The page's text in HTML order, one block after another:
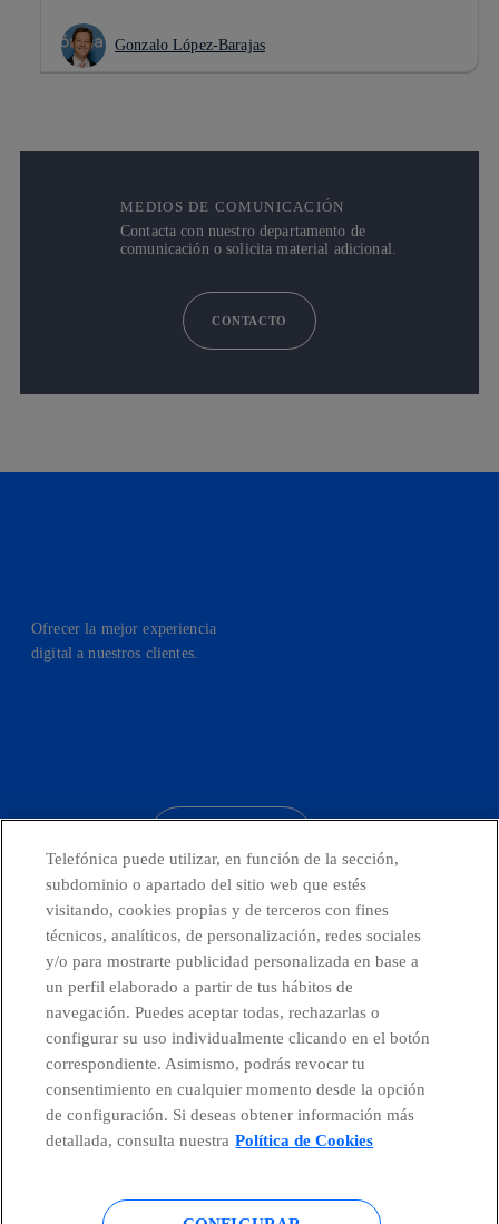
Gonzalo López-Barajas
MEDIOS DE COMUNICACIÓN
Contacta con nuestro departamento de
comunicación o solicita material adicional.
CONTACTO
Ofrecer la mejor experiencia
digital a nuestros clientes.
Telefónica en redes sociales
Canal de Denuncias
Centro Global Transparencia
Telefónica puede utilizar, en función de la sección,
subdominio o apartado del sitio web que estés
visitando, cookies propias y de terceros con fines
técnicos, analíticos, de personalización, redes sociales
y/o para mostrarte publicidad personalizada en base a
un perfil elaborado a partir de tus hábitos de
navegación. Puedes aceptar todas, rechazarlas o
configurar su uso individualmente clicando en el botón
correspondiente. Asimismo, podrás revocar tu
consentimiento en cualquier momento desde la opción
de configuración. Si deseas obtener información más
detallada, consulta nuestra Política de Cookies